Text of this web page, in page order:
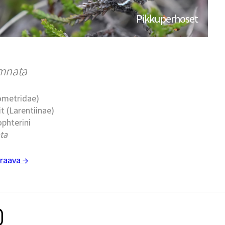
Pikkuperhoset
(Larentiinae)
→